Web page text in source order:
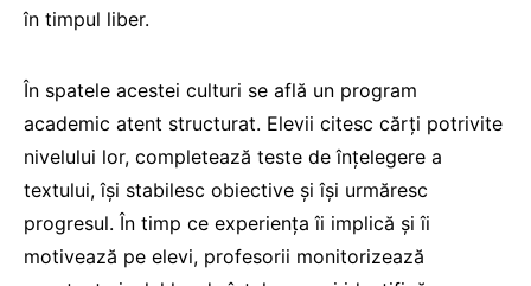
în timpul liber.
În spatele acestei culturi se află un program
academic atent structurat. Elevii citesc cărți potrivite
nivelului lor, completează teste de înțelegere a
textului, își stabilesc obiective și își urmăresc
progresul. În timp ce experiența îi implică și îi
motivează pe elevi, profesorii monitorizează